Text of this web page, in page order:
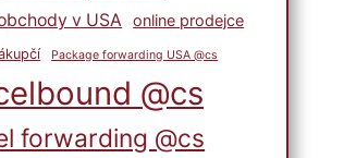
v USA online prodejce
Package forwarding USA @cs
@cs
forwarding @cs